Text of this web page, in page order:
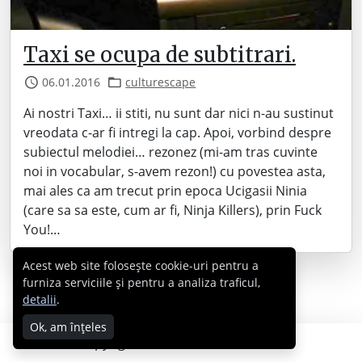
Taxi se ocupa de subtitrari.
06.01.2016 culturescape
Ai nostri Taxi… ii stiti, nu sunt dar nici n-au sustinut
vreodata c-ar fi intregi la cap. Apoi, vorbind despre
subiectul melodiei… rezonez (mi-am tras cuvinte
noi in vocabular, s-avem rezon!) cu povestea asta,
mai ales ca am trecut prin epoca Ucigasii Ninia
(care sa sa este, cum ar fi, Ninja Killers), prin Fuck
You!…
Copyright © 2007 - 2026 Cabral.ro
Acest web site folosește cookie-uri pentru a
furniza serviciile și pentru a analiza traficul,
detalii.
Ok, am înțeles